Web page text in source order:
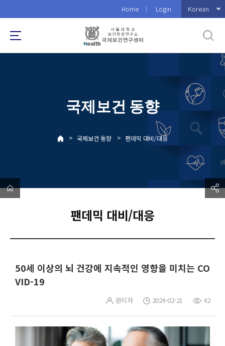
로
메
Home Login Korean
국제보건 동향
> 국제보건 동향 > 팬데믹 대비/대응
팬데믹 대비/대응
50세 이상의 뇌 건강에 지속적인 영향을 미치는 CO
VID-19
관리자 2024-02-21 42